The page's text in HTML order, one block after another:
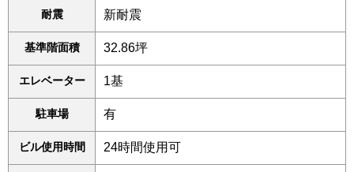
耐震 新耐震
基準階面積 32.86坪
エレベーター 1基
駐車場 有
ビル使用時間 24時間使用可